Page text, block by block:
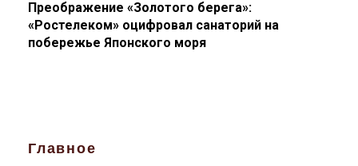
Преображение «Золотого берега»:
«Ростелеком» оцифровал санаторий на
побережье Японского моря
Главное